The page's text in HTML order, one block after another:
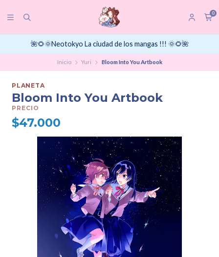
0
🌺🌻🌞Neotokyo La ciudad de los mangas !!! 🌞🌻🌺
Inicio Yuri Bloom Into You Artbook
PLANETA
Bloom Into You Artbook
PRECIO
$47.000